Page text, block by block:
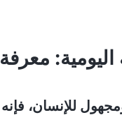
معرفة
للإنسان، فإنه